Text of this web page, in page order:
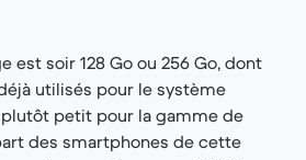
est soir 128 Go ou 256 Go, dont
utilisés pour le système
petit pour la gamme de
des smartphones de cette